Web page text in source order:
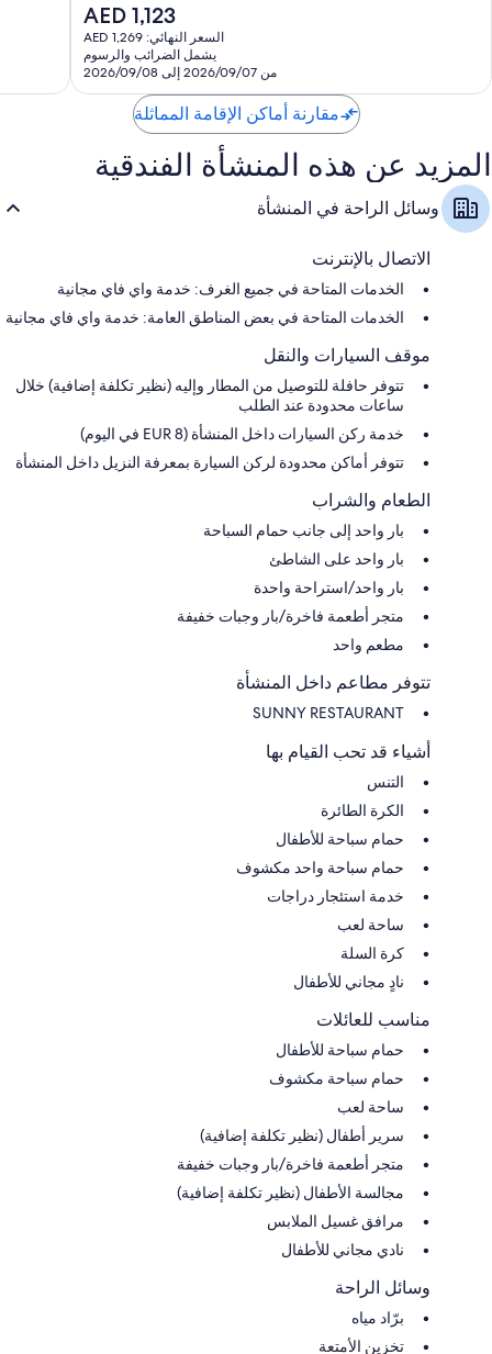
السعر
الحالي
هو
AED
1,123
AED 1,123
السعر النهائي: AED 1,269
يشمل الضرائب والرسوم
من 2026/09/07 إلى 2026/09/08
مقارنة أماكن الإقامة المماثلة
المزيد عن هذه المنشأة الفندقية
وسائل الراحة في المنشأة
الاتصال بالإنترنت
الخدمات المتاحة في جميع الغرف: خدمة واي فاي مجانية
الخدمات المتاحة في بعض المناطق العامة: خدمة واي فاي مجانية
موقف السيارات والنقل
تتوفر حافلة للتوصيل من المطار وإليه (نظير تكلفة إضافية) خلال
ساعات محدودة عند الطلب
خدمة ركن السيارات داخل المنشأة (EUR 8 في اليوم)
تتوفر أماكن محدودة لركن السيارة بمعرفة النزيل داخل المنشأة
الطعام والشراب
بار واحد إلى جانب حمام السباحة
بار واحد على الشاطئ
بار واحد/استراحة واحدة
متجر أطعمة فاخرة/بار وجبات خفيفة
مطعم واحد
تتوفر مطاعم داخل المنشأة
SUNNY RESTAURANT
أشياء قد تحب القيام بها
التنس
الكرة الطائرة
حمام سباحة للأطفال
حمام سباحة واحد مكشوف
خدمة استئجار دراجات
ساحة لعب
كرة السلة
نادٍ مجاني للأطفال
مناسب للعائلات
حمام سباحة للأطفال
حمام سباحة مكشوف
ساحة لعب
سرير أطفال (نظير تكلفة إضافية)
متجر أطعمة فاخرة/بار وجبات خفيفة
مجالسة الأطفال (نظير تكلفة إضافية)
مرافق غسيل الملابس
نادي مجاني للأطفال
وسائل الراحة
برّاد مياه
تخزين الأمتعة